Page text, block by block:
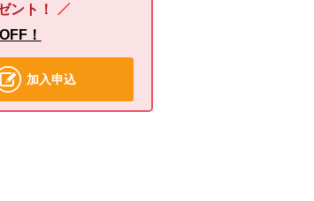
ント！
！
加入申込